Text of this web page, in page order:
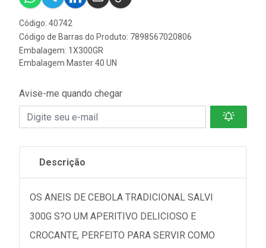
Código: 40742
Código de Barras do Produto: 7898567020806
Embalagem: 1X300GR
Embalagem Master 40 UN
Avise-me quando chegar
Descrição
OS ANEIS DE CEBOLA TRADICIONAL SALVI
300G S?O UM APERITIVO DELICIOSO E
CROCANTE, PERFEITO PARA SERVIR COMO